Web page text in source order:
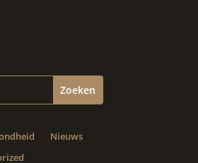
Nieuws